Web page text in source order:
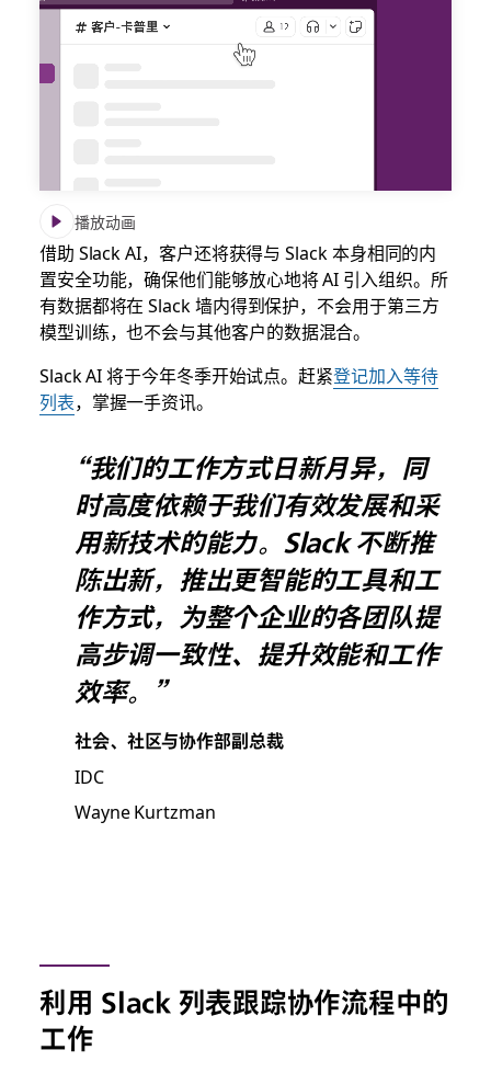
播放动画
借助 Slack AI，客户还将获得与 Slack 本身相同的内
置安全功能，确保他们能够放心地将 AI 引入组织。所
有数据都将在 Slack 墙内得到保护，不会用于第三方
模型训练，也不会与其他客户的数据混合。
Slack AI 将于今年冬季开始试点。赶紧登记加入等待
列表，掌握一手资讯。
“我们的工作方式日新月异，同
时高度依赖于我们有效发展和采
用新技术的能力。Slack 不断推
陈出新，推出更智能的工具和工
作方式，为整个企业的各团队提
高步调一致性、提升效能和工作
效率。”
社会、社区与协作部副总裁
IDC
Wayne Kurtzman
利用 Slack 列表跟踪协作流程中的
工作